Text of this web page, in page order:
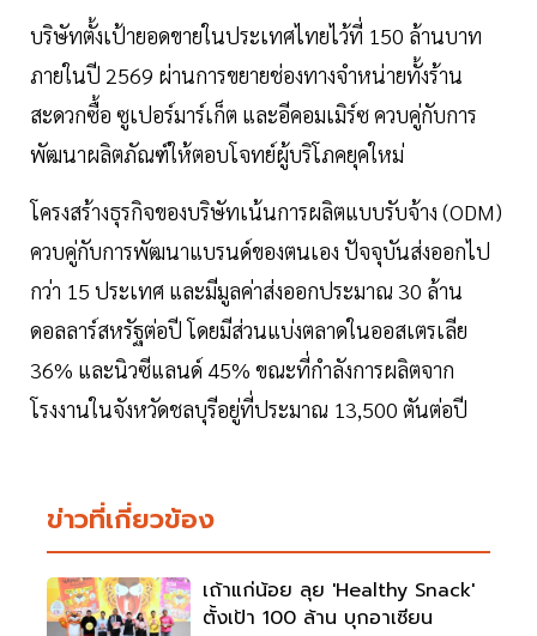
บริษัทตั้งเป้ายอดขายในประเทศไทยไว้ที่ 150 ล้านบาท
ภายในปี 2569 ผ่านการขยายช่องทางจำหน่ายทั้งร้าน
สะดวกซื้อ ซูเปอร์มาร์เก็ต และอีคอมเมิร์ซ ควบคู่กับการ
พัฒนาผลิตภัณฑ์ให้ตอบโจทย์ผู้บริโภคยุคใหม่
โครงสร้างธุรกิจของบริษัทเน้นการผลิตแบบรับจ้าง (ODM)
ควบคู่กับการพัฒนาแบรนด์ของตนเอง ปัจจุบันส่งออกไป
กว่า 15 ประเทศ และมีมูลค่าส่งออกประมาณ 30 ล้าน
ดอลลาร์สหรัฐต่อปี โดยมีส่วนแบ่งตลาดในออสเตรเลีย
36% และนิวซีแลนด์ 45% ขณะที่กำลังการผลิตจาก
โรงงานในจังหวัดชลบุรีอยู่ที่ประมาณ 13,500 ตันต่อปี
ข่าวที่เกี่ยวข้อง
เถ้าแก่น้อย ลุย 'Healthy Snack'
ตั้งเป้า 100 ล้าน บุกอาเซียน